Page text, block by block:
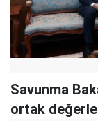
Savunma
ortak